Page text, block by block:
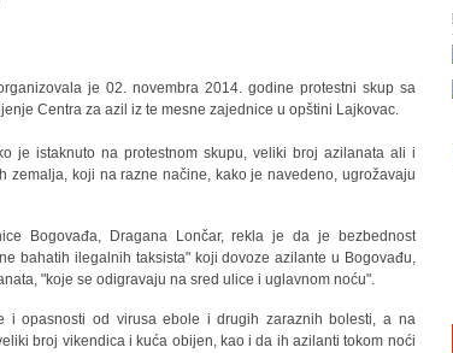
je 02. novembra 2014. godine protestni skup sa
Centra za azil iz te mesne zajednice u opštini Lajkovac.
je istaknuto na protestnom skupu, veliki broj azilanata ali i
zemalja, koji na razne načine, kako je navedeno, ugrožavaju
Bogovađa, Dragana Lončar, rekla je da je bezbednost
bahatih ilegalnih taksista" koji dovoze azilante u Bogovađu,
"koje se odigravaju na sred ulice i uglavnom noću".
i opasnosti od virusa ebole i drugih zaraznih bolesti, a na
broj vikendica i kuća obijen, kao i da ih azilanti tokom noći